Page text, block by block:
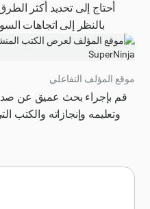
أحتاج إلى تحديد أكثر
بالنظر إلى اتجاهات
تواجهها الشركات الناشئة في
شامل لأهم الاستراتيجيات
المثال لا الحصر، رأس
والتمويل الجماعي وبرامج
وإيجابيات وسلبيات لكل
في مرحلة ما قبل
موقع المؤلف التفاعلي
قم بإجراء بحث عميق عن
وتعليمه وإنجازاته والكتب
المستخدمون من العثور